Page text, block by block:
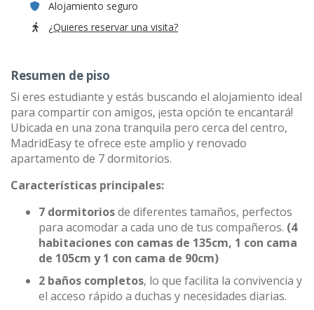
Alojamiento seguro
¿Quieres reservar una visita?
Resumen de piso
Si eres estudiante y estás buscando el alojamiento ideal
para compartir con amigos, ¡esta opción te encantará!
Ubicada en una zona tranquila pero cerca del centro,
MadridEasy te ofrece este amplio y renovado
apartamento de 7 dormitorios.
Características principales:
7 dormitoriosde diferentes tamaños, perfectos
para acomodar a cada uno de tus compañeros. (4
habitaciones con camas de 135cm, 1 con cama
de 105cm y 1 con cama de 90cm)
2 baños completos, lo que facilita la convivencia y
el acceso rápido a duchas y necesidades diarias.